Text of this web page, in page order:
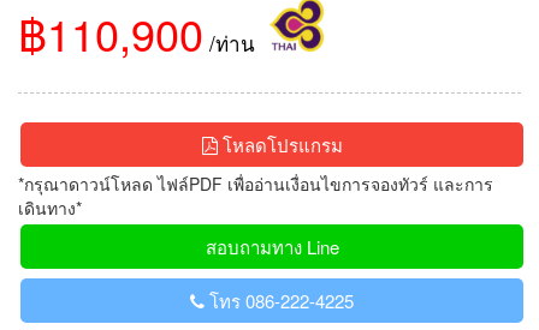
฿110,900 /ท่าน
โหลดโปรแกรม
*กรุณาดาวน์โหลด ไฟล์PDF เพื่ออ่านเงื่อนไขการจองทัวร์ และการ
เดินทาง*
สอบถามทาง Line
โทร 086-222-4225